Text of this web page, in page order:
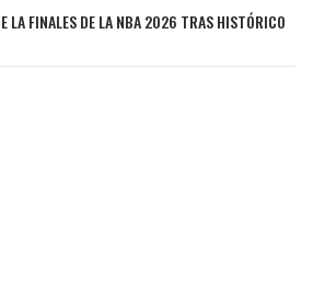
LA FINALES DE LA NBA 2026 TRAS HISTÓRICO